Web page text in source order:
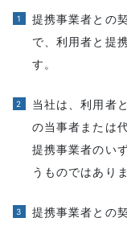
提携事業者との
で、利用者と提
す。
当社は、利用者
の当事者または
提携事業者のい
うものではあり
提携事業者との